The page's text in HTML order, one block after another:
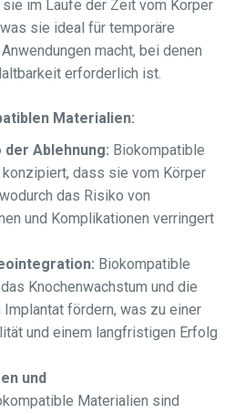
im Laufe der Zeit vom Körper
sie ideal für temporäre
macht, bei denen
erforderlich ist.
Materialien:
Ablehnung: Biokompatible
dass sie vom Körper
das Risiko von
und Komplikationen verringert
Biokompatible
Knochenwachstum und die
Implantat fördern, was zu einer
und einem langfristigen Erfolg
und
Materialien sind